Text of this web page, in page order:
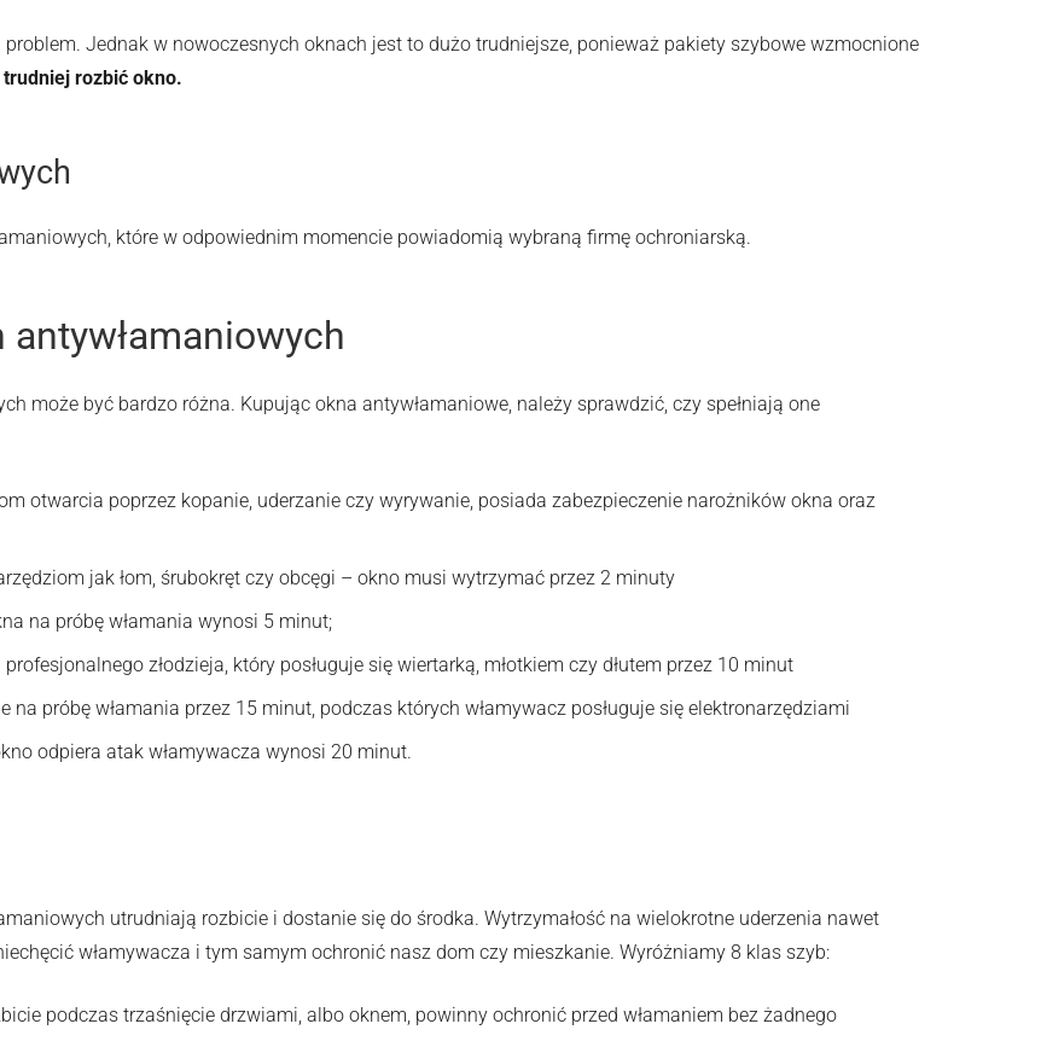
Jednak w nowoczesnych oknach jest to dużo trudniejsze, ponieważ pakiety szybowe wzmocnione
rozbić okno.
które w odpowiednim momencie powiadomią wybraną firmę ochroniarską.
może być bardzo różna. Kupując okna antywłamaniowe, należy sprawdzić, czy spełniają one
otwarcia poprzez kopanie, uderzanie czy wyrywanie, posiada zabezpieczenie narożników okna oraz
jak łom, śrubokręt czy obcęgi – okno musi wytrzymać przez 2 minuty
na próbę włamania wynosi 5 minut;
złodzieja, który posługuje się wiertarką, młotkiem czy dłutem przez 10 minut
na próbę włamania przez 15 minut, podczas których włamywacz posługuje się elektronarzędziami
odpiera atak włamywacza wynosi 20 minut.
utrudniają rozbicie i dostanie się do środka. Wytrzymałość na wielokrotne uderzenia nawet
włamywacza i tym samym ochronić nasz dom czy mieszkanie. Wyróżniamy 8 klas szyb:
podczas trzaśnięcie drzwiami, albo oknem, powinny ochronić przed włamaniem bez żadnego